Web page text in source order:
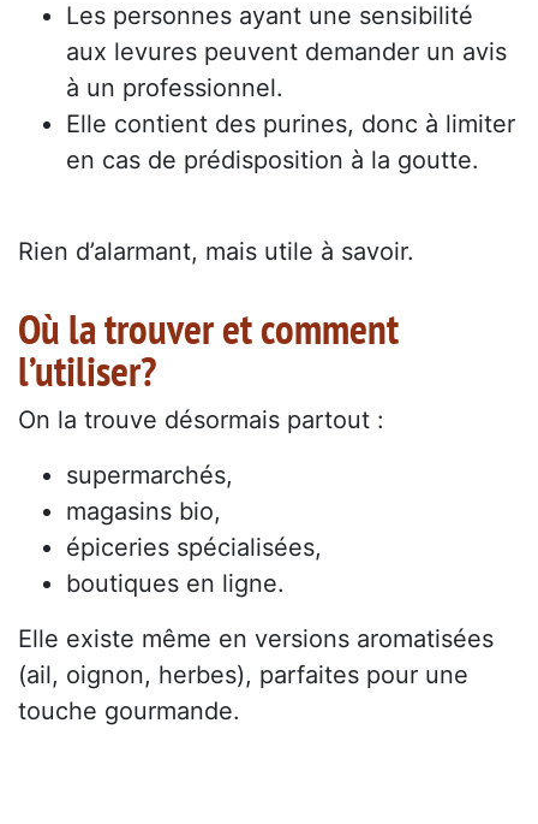
Les personnes ayant une sensibilité
aux levures peuvent demander un avis
à un professionnel.
Elle contient des purines, donc à limiter
en cas de prédisposition à la goutte.
Rien d’alarmant, mais utile à savoir.
Où la trouver et comment
l’utiliser?
On la trouve désormais partout :
supermarchés,
magasins bio,
épiceries spécialisées,
boutiques en ligne.
Elle existe même en versions aromatisées
(ail, oignon, herbes), parfaites pour une
touche gourmande.